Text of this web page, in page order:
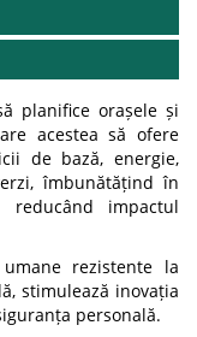
planifice orașele și
acestea să ofere
de bază, energie,
îmbunătățind în
impactul
rezistente la
stimulează inovația
personală.